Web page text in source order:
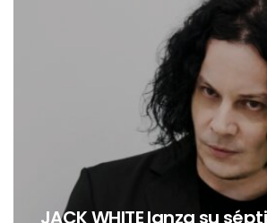
Levi’s® presenta a
nueva embajadora